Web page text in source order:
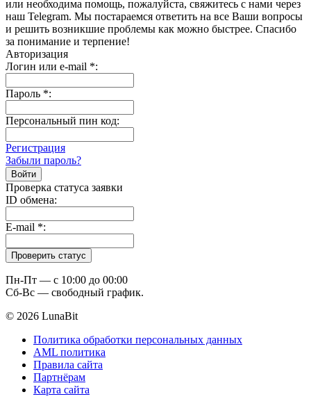
или необходима помощь, пожалуйста, свяжитесь с нами через
наш Telegram. Мы постараемся ответить на все Ваши вопросы
и решить возникшие проблемы как можно быстрее. Спасибо
за понимание и терпение!
Авторизация
Логин или e-mail *:
Пароль *:
Персональный пин код:
Регистрация
Забыли пароль?
Проверка статуса заявки
ID обмена:
E-mail *:
Пн-Пт — c 10:00 до 00:00
Сб-Вс — свободный график.
© 2026 LunaBit
Политика обработки персональных данных
AML политика
Правила сайта
Партнёрам
Карта сайта